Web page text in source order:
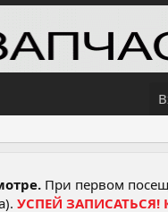
При первом
УСПЕЙ ЗАПИСАТЬСЯ!